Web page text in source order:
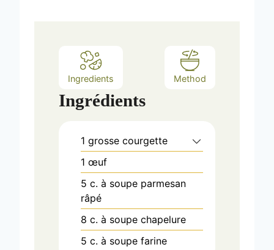
Ingredients Method
Ingrédients
1 grosse courgette
1 œuf
5 c. à soupe parmesan
râpé
8 c. à soupe chapelure
5 c. à soupe farine